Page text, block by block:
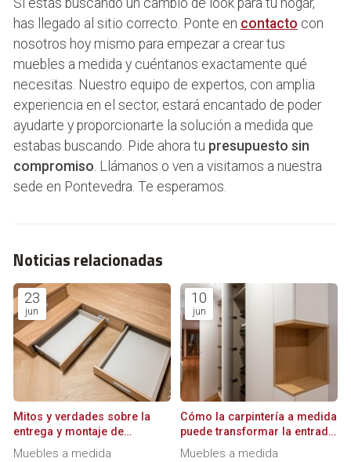
Si estás buscando un cambio de look para tu hogar,
has llegado al sitio correcto. Ponte en contacto con
nosotros hoy mismo para empezar a crear tus
muebles a medida y cuéntanos exactamente qué
necesitas. Nuestro equipo de expertos, con amplia
experiencia en el sector, estará encantado de poder
ayudarte y proporcionarte la solución a medida que
estabas buscando. Pide ahora tu presupuesto sin
compromiso. Llámanos o ven a visitarnos a nuestra
sede en Pontevedra. Te esperamos.
Noticias relacionadas
23
jun
Mitos y verdades sobre la
entrega y montaje de
mobiliario durante una
Muebles a medida
10
jun
Cómo la carpintería a medida
puede transformar la entrada
de tu casa
Muebles a medida